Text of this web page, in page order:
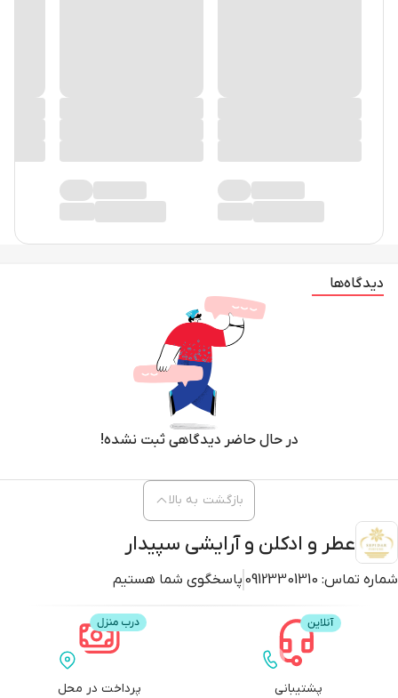
دیدگاه‌ها
در حال حاضر دیدگاهی ثبت نشده!
عطر و ادکلن و آرایشی سپیدار
شماره تماس: 09123301310 پاسخگوی شما هستیم
بازگشت به بالا
پشتیبانی پرداخت در محل